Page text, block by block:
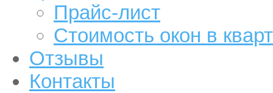
Прайс-лист
Стоимость окон в
Отзывы
Контакты